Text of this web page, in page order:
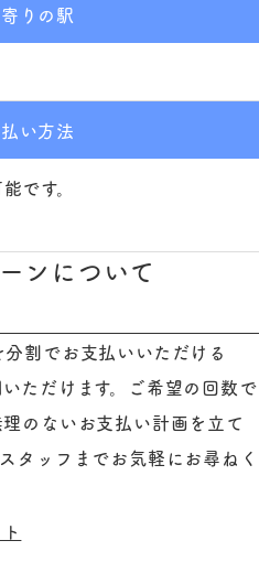
りの駅
い方法
です。
ンについて
割でお支払いいただける
ただけます。ご希望の回数で
のないお支払い計画を立て
タッフまでお気軽にお尋ねく